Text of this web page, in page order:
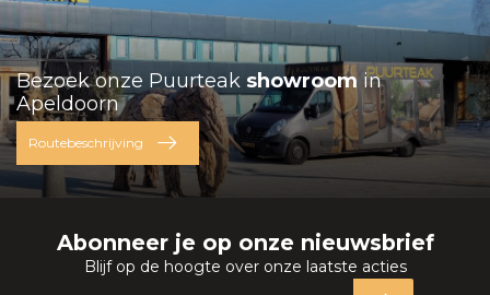
Bezoek onze Puurteak showroom in
Apeldoorn
Routebeschrijving
Abonneer je op onze nieuwsbrief
Blijf op de hoogte over onze laatste acties